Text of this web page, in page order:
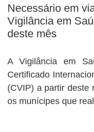
Necessário em
Vigilância em
deste mês
A Vigilância em
Certificado
(CVIP) a partir deste
os munícipes que